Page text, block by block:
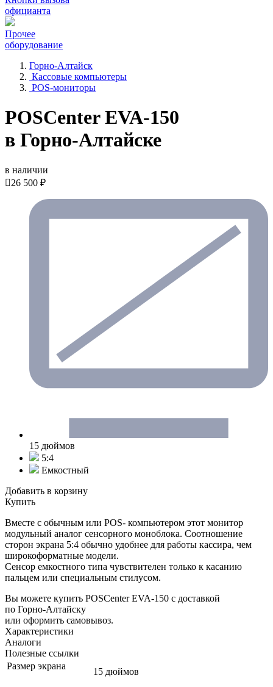
официанта
Прочее
оборудование
Горно-Алтайск
Кассовые компьютеры
POS-мониторы
POSCenter EVA-150
в Горно-Алтайске
в наличии
26 500 ₽
15 дюймов
5:4
Емкостный
Добавить в корзину
Купить
Вместе с обычным или POS- компьютером этот монитор
модульный аналог сенсорного моноблока. Соотношение
сторон экрана 5:4 обычно удобнее для работы кассира, чем
широкоформатные модели.
Сенсор емкостного типа чувствителен только к касанию
пальцем или специальным стилусом.
Вы можете купить POSCenter EVA-150 с доставкой
по Горно-Алтайску
или оформить самовывоз.
Характеристики
Аналоги
Полезные ссылки
Размер экрана
15 дюймов